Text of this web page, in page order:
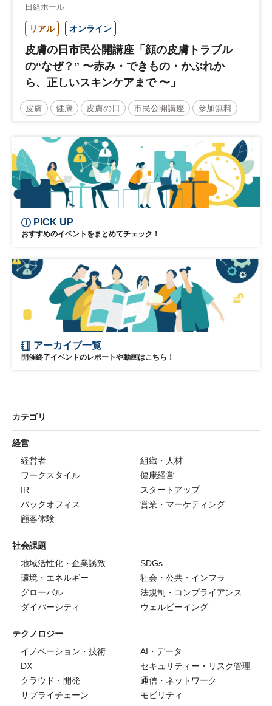
日経ホール
リアル オンライン
皮膚の日市民公開講座「顔の皮膚トラブル
の“なぜ？” 〜赤み・できもの・かぶれか
ら、正しいスキンケアまで 〜」
皮膚 健康 皮膚の日 市民公開講座 参加無料
PICK UP
おすすめのイベントをまとめてチェック！
アーカイブ一覧
開催終了イベントのレポートや動画はこちら！
カテゴリ
経営
経営者
組織・人材
ワークスタイル
健康経営
IR
スタートアップ
バックオフィス
営業・マーケティング
顧客体験
社会課題
地域活性化・企業誘致
SDGs
環境・エネルギー
社会・公共・インフラ
グローバル
法規制・コンプライアンス
ダイバーシティ
ウェルビーイング
テクノロジー
イノベーション・技術
AI・データ
DX
セキュリティー・リスク管理
クラウド・開発
通信・ネットワーク
サプライチェーン
モビリティ